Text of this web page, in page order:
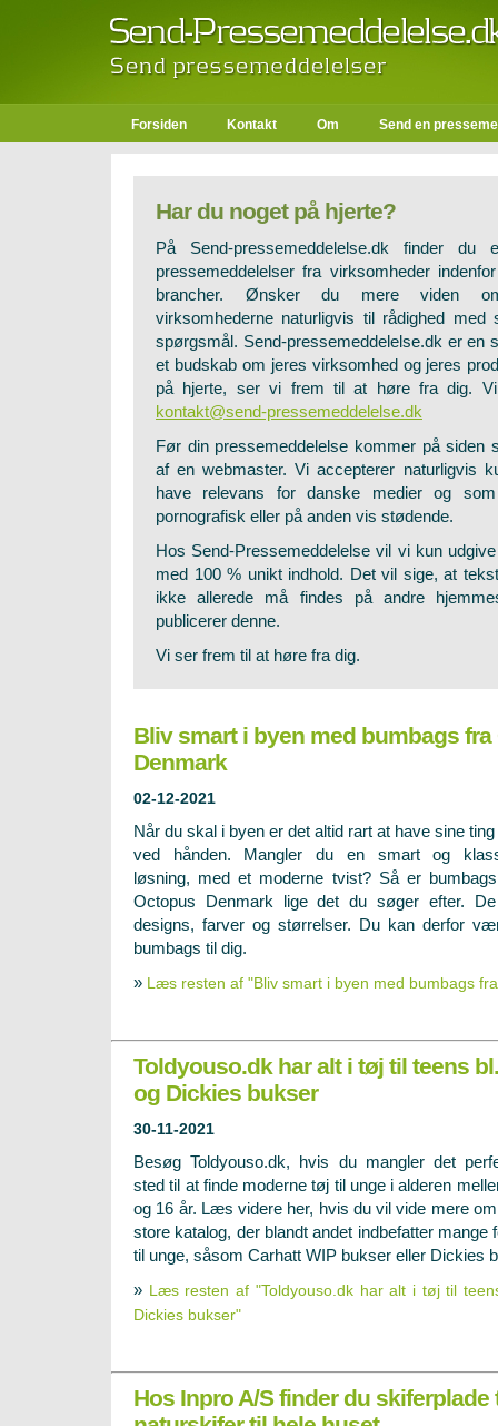
Forsiden Kontakt Om Send en
Har du noget på hjerte?
På Send-pressemeddelelse.dk finder
pressemeddelelser fra virksomheder
brancher. Ønsker du mere viden
virksomhederne naturligvis til rådighed med
spørgsmål. Send-pressemeddelelse.dk er en
et budskab om jeres virksomhed og jeres
på hjerte, ser vi frem til at høre fra dig.
kontakt@send-pressemeddelelse.dk
Før din pressemeddelelse kommer på siden
af en webmaster. Vi accepterer naturligvis
have relevans for danske medier og
pornografisk eller på anden vis stødende.
Hos Send-Pressemeddelelse vil vi kun
med 100 % unikt indhold. Det vil sige, at
ikke allerede må findes på andre
publicerer denne.
Vi ser frem til at høre fra dig.
Bliv smart i byen med bumbags
Denmark
02-12-2021
Når du skal i byen er det altid rart at have sine ting
ved hånden. Mangler du en smart og
løsning, med et moderne tvist? Så er
Octopus Denmark lige det du søger efter.
designs, farver og størrelser. Du kan derfor
bumbags til dig.
» Læs resten af "Bliv smart i byen med bumbags
Toldyouso.dk har alt i tøj til teens
og Dickies bukser
30-11-2021
Besøg Toldyouso.dk, hvis du mangler det
sted til at finde moderne tøj til unge i alderen
og 16 år. Læs videre her, hvis du vil vide mere
store katalog, der blandt andet indbefatter mange
til unge, såsom Carhatt WIP bukser eller Dickies
» Læs resten af "Toldyouso.dk har alt i tøj til
Dickies bukser"
Hos Inpro A/S finder du skiferplade